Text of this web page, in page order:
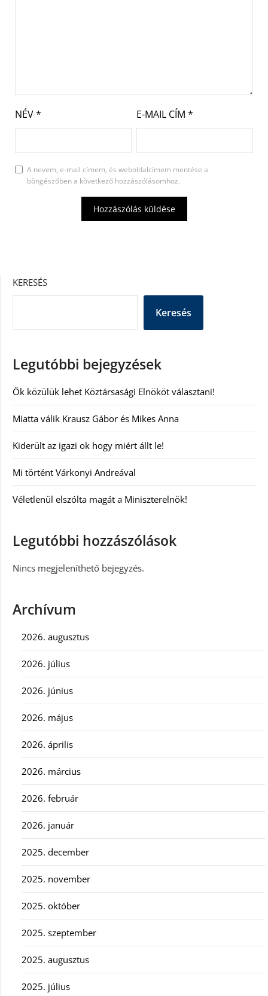
NÉV* E-MAIL CÍM *
A nevem, e-mail címem, és weboldalcímem mentése a
böngészőben a következő hozzászólásomhoz.
KERESÉS
Keresés
Legutóbbi bejegyzések
Ők közülük lehet Köztársasági Elnököt választani!
Miatta válik Krausz Gábor és Mikes Anna
Kiderült az igazi ok hogy miért állt le!
Mi történt Várkonyi Andreával
Véletlenül elszólta magát a Miniszterelnök!
Legutóbbi hozzászólások
Nincs megjeleníthető bejegyzés.
Archívum
2026. augusztus
2026. július
2026. június
2026. május
2026. április
2026. március
2026. február
2026. január
2025. december
2025. november
2025. október
2025. szeptember
2025. augusztus
2025. július